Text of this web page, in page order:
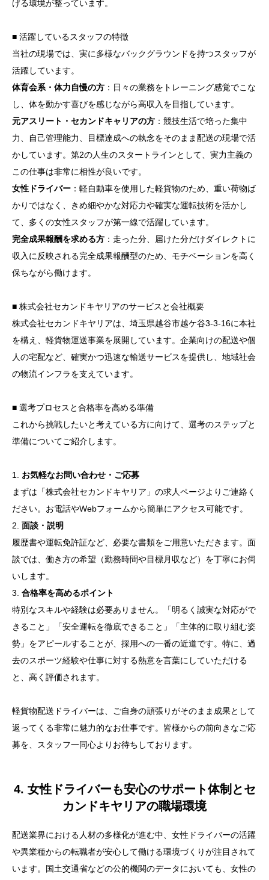
げる環境が整っています。
■ 活躍しているスタッフの特徴
当社の現場では、実に多様なバックグラウンドを持つスタッフが
活躍しています。
体育会系・体力自慢の方 ：日々の業務をトレーニング感覚でこな
し、体を動かす喜びを感じながら高収入を目指しています。
元アスリート・セカンドキャリアの方 ：競技生活で培った集中
力、自己管理能力、目標達成への執念をそのまま配送の現場で活
かしています。第2の人生のスタートラインとして、実力主義の
この仕事は非常に相性が良いです。
女性ドライバー ：軽自動車を使用した軽貨物のため、重い荷物ば
かりではなく、きめ細やかな対応力や確実な運転技術を活かし
て、多くの女性スタッフが第一線で活躍しています。
完全成果報酬を求める方 ：走った分、届けた分だけダイレクトに
収入に反映される完全成果報酬型のため、モチベーションを高く
保ちながら働けます。
■ 株式会社セカンドキヤリアのサービスと会社概要
株式会社セカンドキヤリアは、埼玉県越谷市越ケ谷3-3-16に本社
を構え、軽貨物運送事業を展開しています。企業向けの配送や個
人の宅配など、確実かつ迅速な輸送サービスを提供し、地域社会
の物流インフラを支えています。
■ 選考プロセスと合格率を高める準備
これから挑戦したいと考えている方に向けて、選考のステップと
準備についてご紹介します。
1. お気軽なお問い合わせ・ご応募
まずは「株式会社セカンドキヤリア」の求人ページよりご連絡く
ださい。お電話やWebフォームから簡単にアクセス可能です。
2. 面談・説明
履歴書や運転免許証など、必要な書類をご用意いただきます。面
談では、働き方の希望（勤務時間や目標月収など）を丁寧にお伺
いします。
3. 合格率を高めるポイント
特別なスキルや経験は必要ありません。「明るく誠実な対応がで
きること」「安全運転を徹底できること」「主体的に取り組む姿
勢」をアピールすることが、採用への一番の近道です。特に、過
去のスポーツ経験や仕事に対する熱意を言葉にしていただける
と、高く評価されます。
軽貨物配送ドライバーは、ご自身の頑張りがそのまま成果として
返ってくる非常に魅力的なお仕事です。皆様からの前向きなご応
募を、スタッフ一同心よりお待ちしております。
4. 女性ドライバーも安心のサポート体制とセ
カンドキヤリアの職場環境
配送業界における人材の多様化が進む中、女性ドライバーの活躍
や異業種からの転職者が安心して働ける環境づくりが注目されて
います。国土交通省などの公的機関のデータにおいても、女性の
目次
1. 株式会社セカンドキヤリアが提案する効率的な企業
間配送サービス
2. 完全成果報酬で高収入を目指す軽貨物ドライバーと
いう新しい働き方
3. 体力自慢からアスリートまで活躍できる配送スタッ
フの魅力と仕事内容
4. 女性ドライバーも安心のサポート体制とセカンドキ
ヤリアの職場環境
体的な準備方法
2. 準備すべき書類と確認事項
3. 合格率を高めるための具体策